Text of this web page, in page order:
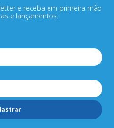
e receba em primeira mão
e lançamentos.